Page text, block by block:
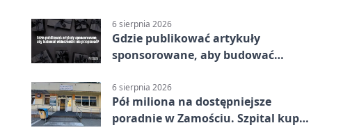
6 sierpnia 2026
Gdzie publikować artykuły
sponsorowane, aby budować
6 sierpnia 2026
Pół miliona na dostępniejsze
poradnie w Zamościu. Szpital kupi